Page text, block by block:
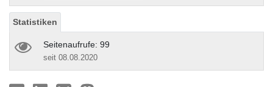
Statistiken
Seitenaufrufe: 99
seit 08.08.2020